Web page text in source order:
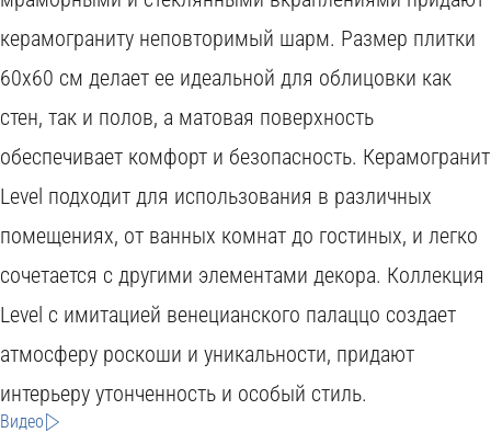
керамограниту неповторимый шарм. Размер плитки
60x60 см делает ее идеальной для облицовки как
стен, так и полов, а матовая поверхность
обеспечивает комфорт и безопасность. Керамогранит
Level подходит для использования в различных
помещениях, от ванных комнат до гостиных, и легко
сочетается с другими элементами декора. Коллекция
Level с имитацией венецианского палаццо создает
атмосферу роскоши и уникальности, придают
интерьеру утонченность и особый стиль.
Видео
C
I
T
Y
S
H
O
M
B
E
S
H
W
O
O
D
C
O
N